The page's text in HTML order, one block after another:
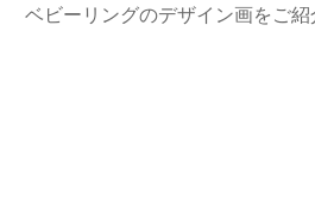
ベビーリングのデザイン画をご紹